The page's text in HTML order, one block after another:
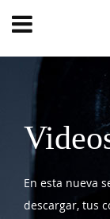
Main
INICIO
EVENTOS
WATCH
NOW
En esta nueva
descargar, tus